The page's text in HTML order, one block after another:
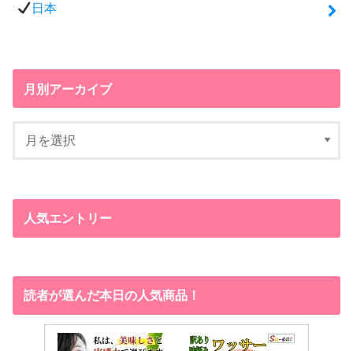
日本
月別アーカイブ
人気エントリー
読者が選んだ本日の人気商品！